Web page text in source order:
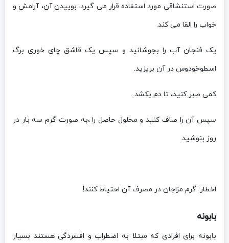
صورت استنشاقی مورد استفاده قرار می گیرد. بوییدن آن، آرامش و
خواب را القا می کند.
یک فنجان آب را بجوشانید و سپس یک قاشق چای خوری برگ
اسطوخودوس در آن بریزید.
کمی صبر کنید، تا دم بکشد .
سپس آن را صاف کنید و محلول حاصل را ،به صورت گرم سه بار در
روز بنوشید.
اخطار: گرم مزاجان در مصرف آن احتیاط کنند!
بابونه
بابونه برای افرادی که مبتلا به اضطراب و افسردگی هستند بسیار